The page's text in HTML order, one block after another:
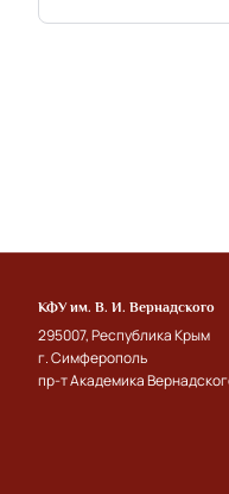
КФУ им. В. И. Вернадского
295007, Республика Крым
г. Симферополь
пр-т Академика